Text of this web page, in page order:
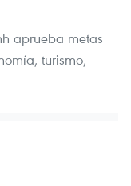
aprueba metas
turismo,